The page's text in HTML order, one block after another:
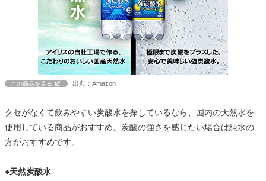
この商品を見る 出典：Amazon
クセがなくて飲みやすい炭酸水を探しているなら、国内の天然水を
使用している商品がおすすめ。炭酸の強さを感じたい場合は純水の
方がおすすめです。
●天然炭酸水